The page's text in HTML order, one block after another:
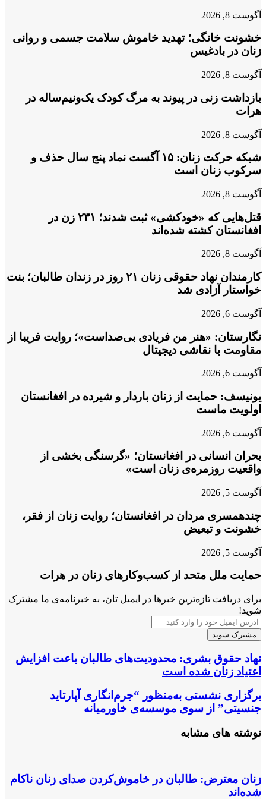
آگوست 8, 2026
خشونت خانگی؛ تهدید خاموش سلامت جسمی و روانی
زنان در بادغیس
آگوست 8, 2026
بازداشت زنی در پیوند به مرگ کودک یک‌ونیم‌ساله در
هرات
آگوست 8, 2026
شبکه حرکت زنان: ۱۵ آگست نماد پنج سال حذف و
سرکوب زنان است
آگوست 8, 2026
قتل‌هایی که «خودکشی» ثبت شدند؛ ۲۳۱ زن در
افغانستان کشته شده‌اند
آگوست 8, 2026
کارمندان نهاد حقوقی زنان ۲۱ روز در زندان طالبان؛ بنت
خواستار آزادی شد
آگوست 6, 2026
نگارستان: «هنر من فریادی بی‌صداست»؛ روایت فریبا از
مقاومت با نقاشی دیجیتال
آگوست 6, 2026
یونیسف: حمایت از زنان باردار و شیرده در افغانستان
اولویت ماست
آگوست 6, 2026
بحران انسانی در افغانستان؛ «گرسنگی بخشی از
واقعیت روزمره‌ی زنان است»
آگوست 5, 2026
چندهمسری مردان در افغانستان؛ روایت زنان از فقر،
خشونت و تبعیض
آگوست 5, 2026
حمایت ملل متحد از کسب‌وکارهای زنان در هرات
برای دریافت تازه‌ترین خبرها در ایمیل تان، به خبرنامه‌ی ما مشترک
شوید!
آدرس
ایمیل
خود
را
وارد
کنید
نهاد
حقوق
بشری:
محدودیت‌های
طالبان
باعت
اعتیاد
نهاد حقوق بشری: محدودیت‌های طالبان باعت افزایش
اعتیاد زنان شده است
برگزاری
نشستی
به‌منظور
“جرم‌انگاری
آپارتاید
سوی
موسسه‌ی
خاورمیانه
برگزاری نشستی به‌منظور “جرم‌انگاری آپارتاید
جنسیتی” از سوی موسسه‌ی خاورمیانه
نوشته های مشابه
زنان معترض: طالبان در خاموش‌کردن صدای زنان ناکام
شده‌اند